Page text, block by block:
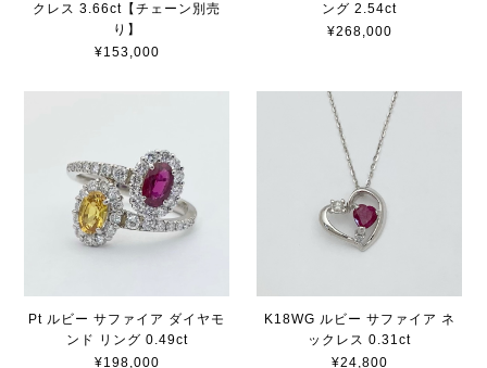
クレス 3.66ct【チェーン別売
り】
¥153,000
ング 2.54ct
¥268,000
Pt ルビー サファイア ダイヤモ
ンド リング 0.49ct
¥198,000
K18WG ルビー サファイア ネ
ックレス 0.31ct
¥24,800